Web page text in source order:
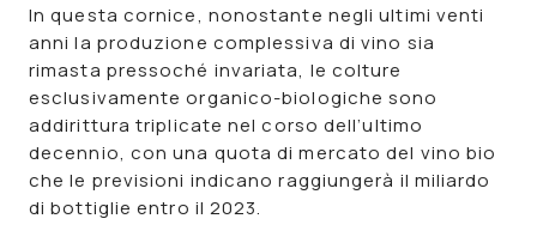
In questa cornice, nonostante negli ultimi venti
anni la produzione complessiva di vino sia
rimasta pressoché invariata, le colture
esclusivamenteorganico-biologiche sono
addiritturatriplicate nel corso dell’ultimo
decennio, con una quota di mercato del vino bio
che le previsioni indicano raggiungerà il miliardo
di bottiglie entro il 2023.